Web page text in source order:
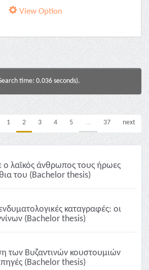
View Option
time: 0.036 seconds).
1 2 3 4 5 ... 37 next
ο λαϊκός άνθρωπος τους ήρωες
του (Bachelor thesis)
καταγραφές: οι
(Bachelor thesis)
των Βυζαντινών κουστουμιών
πηγές (Bachelor thesis)